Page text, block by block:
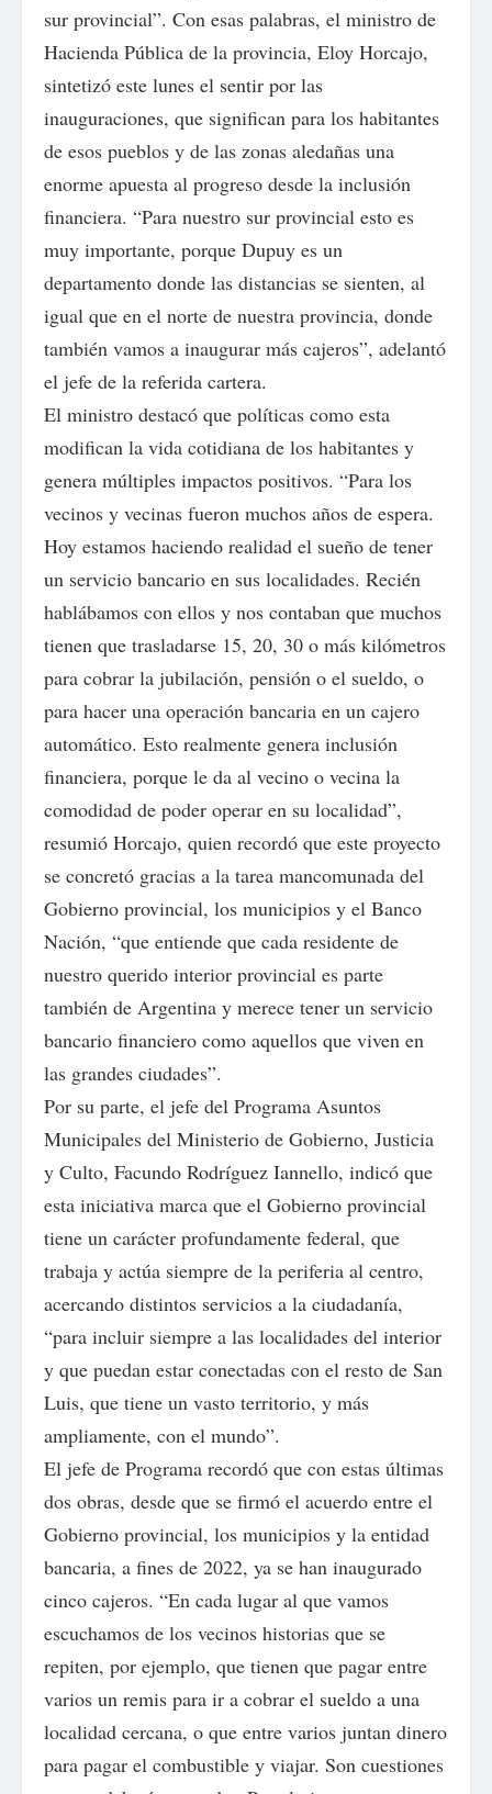
sur provincial”. Con esas palabras, el ministro de
Hacienda Pública de la provincia, Eloy Horcajo,
sintetizó este lunes el sentir por las
inauguraciones, que significan para los habitantes
de esos pueblos y de las zonas aledañas una
enorme apuesta al progreso desde la inclusión
financiera. “Para nuestro sur provincial esto es
muy importante, porque Dupuy es un
departamento donde las distancias se sienten, al
igual que en el norte de nuestra provincia, donde
también vamos a inaugurar más cajeros”, adelantó
el jefe de la referida cartera.
El ministro destacó que políticas como esta
modifican la vida cotidiana de los habitantes y
genera múltiples impactos positivos. “Para los
vecinos y vecinas fueron muchos años de espera.
Hoy estamos haciendo realidad el sueño de tener
un servicio bancario en sus localidades. Recién
hablábamos con ellos y nos contaban que muchos
tienen que trasladarse 15, 20, 30 o más kilómetros
para cobrar la jubilación, pensión o el sueldo, o
para hacer una operación bancaria en un cajero
automático. Esto realmente genera inclusión
financiera, porque le da al vecino o vecina la
comodidad de poder operar en su localidad”,
resumió Horcajo, quien recordó que este proyecto
se concretó gracias a la tarea mancomunada del
Gobierno provincial, los municipios y el Banco
Nación, “que entiende que cada residente de
nuestro querido interior provincial es parte
también de Argentina y merece tener un servicio
bancario financiero como aquellos que viven en
las grandes ciudades”.
Por su parte, el jefe del Programa Asuntos
Municipales del Ministerio de Gobierno, Justicia
y Culto, Facundo Rodríguez Iannello, indicó que
esta iniciativa marca que el Gobierno provincial
tiene un carácter profundamente federal, que
trabaja y actúa siempre de la periferia al centro,
acercando distintos servicios a la ciudadanía,
“para incluir siempre a las localidades del interior
y que puedan estar conectadas con el resto de San
Luis, que tiene un vasto territorio, y más
ampliamente, con el mundo”.
El jefe de Programa recordó que con estas últimas
dos obras, desde que se firmó el acuerdo entre el
Gobierno provincial, los municipios y la entidad
bancaria, a fines de 2022, ya se han inaugurado
cinco cajeros. “En cada lugar al que vamos
escuchamos de los vecinos historias que se
repiten, por ejemplo, que tienen que pagar entre
varios un remis para ir a cobrar el sueldo a una
localidad cercana, o que entre varios juntan dinero
para pagar el combustible y viajar. Son cuestiones